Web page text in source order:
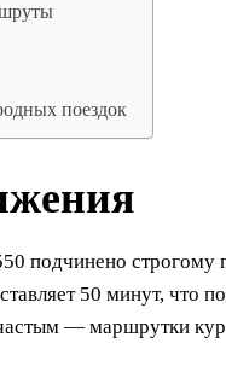
поездок
подчинено строгому
50 минут, что
— маршрутки